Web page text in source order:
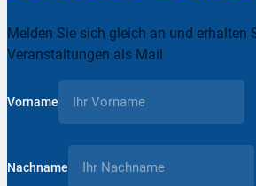
Melden Sie sich gleich an und
Veranstaltungen als Mail
Vorname
Nachname